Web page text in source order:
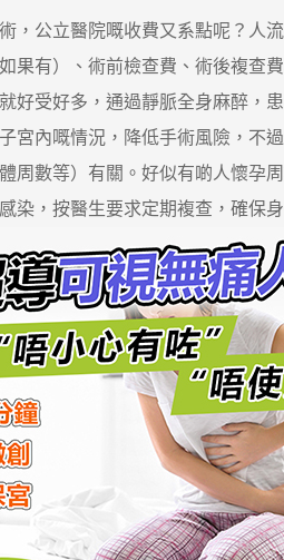
公立醫院嘅收費又系點呢？人
果有）、術前檢查費、術後複查
就好受好多，通過靜脈全身麻醉，
宮內嘅情況，降低手術風險，不
周數等）有關。好似有啲人懷孕
染，按醫生要求定期複查，確保